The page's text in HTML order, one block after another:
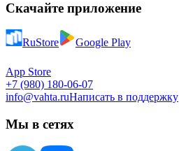
Скачайте приложение
RuStore Google Play
App Store
+7 (980) 180-06-07
info@vahta.ruНаписать в поддержку
Мы в сетях